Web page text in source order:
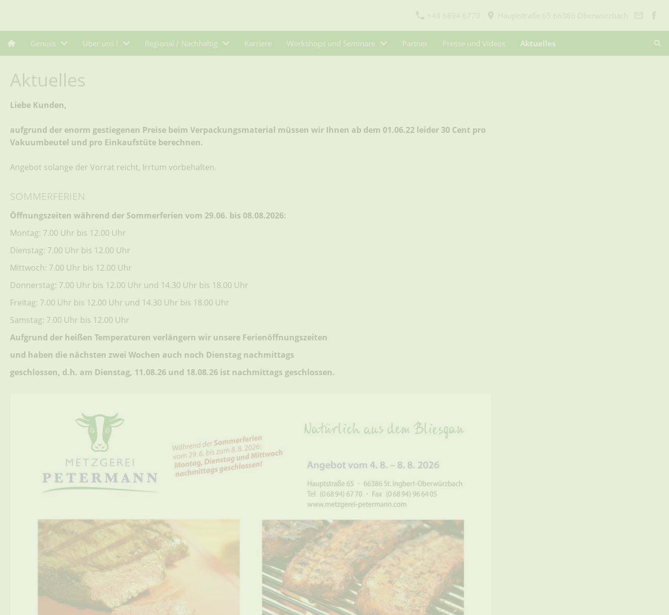
Genuss Über uns ! Regional / Nachhaltig Karriere Workshops und Seminare Partner Presse und Videos Aktuelles
Aktuelles
Liebe Kunden,
aufgrund der enorm gestiegenen Preise beim Verpackungsmaterial müssen wir Ihnen ab dem 01.06.22 leider 30 Cent pro
Vakuumbeutel und pro Einkaufstüte berechnen.
Angebot solange der Vorrat reicht, Irrtum vorbehalten.
SOMMERFERIEN
Öffnungszeiten während der Sommerferien vom 29.06. bis 08.08.2026:
Montag: 7.00 Uhr bis 12.00 Uhr
Dienstag: 7.00 Uhr bis 12.00 Uhr
Mittwoch: 7.00 Uhr bis 12.00 Uhr
Donnerstag: 7.00 Uhr bis 12.00 Uhr und 14.30 Uhr bis 18.00 Uhr
Freitag: 7.00 Uhr bis 12.00 Uhr und 14.30 Uhr bis 18.00 Uhr
Samstag: 7.00 Uhr bis 12.00 Uhr
Aufgrund der heißen Temperaturen verlängern wir unsere Ferienöffnungszeiten
und haben die nächsten zwei Wochen auch noch Dienstag nachmittags
geschlossen, d.h. am Dienstag, 11.08.26 und 18.08.26 ist nachmittags geschlossen.